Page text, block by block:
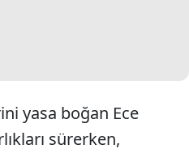
yasa boğan Ece
sürerken,